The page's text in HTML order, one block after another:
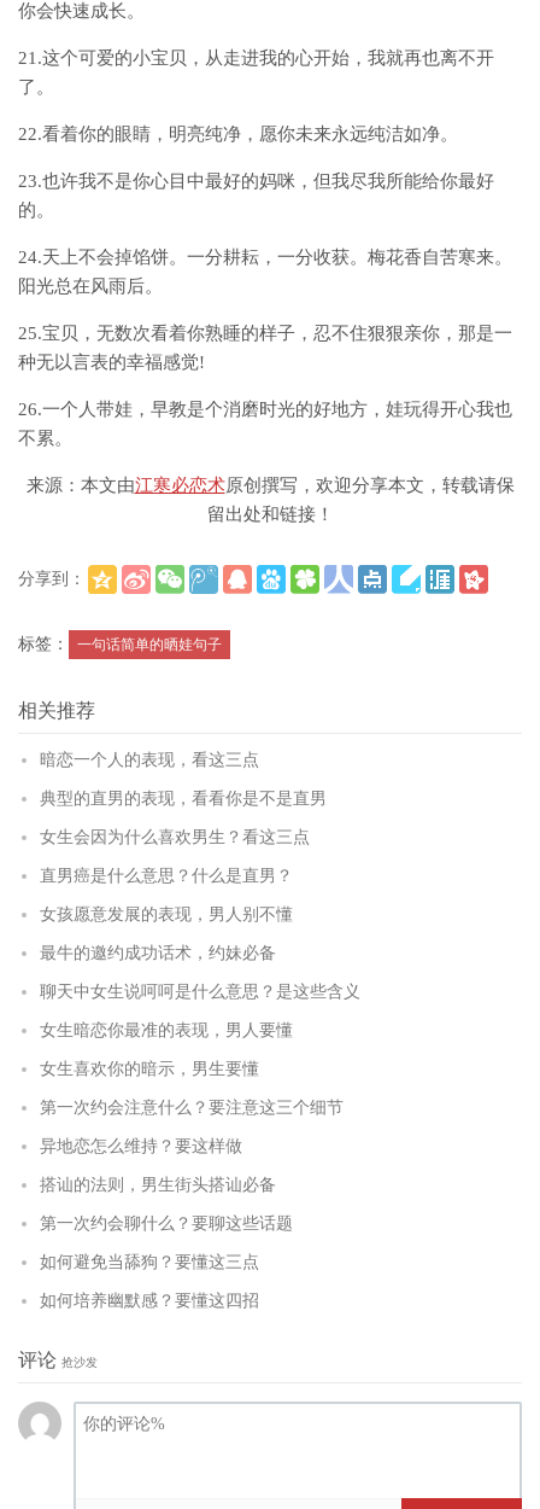
你会快速成长。
21.这个可爱的小宝贝，从走进我的心开始，我就再也离不开
了。
22.看着你的眼睛，明亮纯净，愿你未来永远纯洁如净。
23.也许我不是你心目中最好的妈咪，但我尽我所能给你最好
的。
24.天上不会掉馅饼。一分耕耘，一分收获。梅花香自苦寒来。
阳光总在风雨后。
25.宝贝，无数次看着你熟睡的样子，忍不住狠狠亲你，那是一
种无以言表的幸福感觉!
26.一个人带娃，早教是个消磨时光的好地方，娃玩得开心我也
不累。
来源：本文由江寒必恋术原创撰写，欢迎分享本文，转载请保
留出处和链接！
分享到：
标签：
一句话简单的晒娃句子
相关推荐
暗恋一个人的表现，看这三点
典型的直男的表现，看看你是不是直男
女生会因为什么喜欢男生？看这三点
直男癌是什么意思？什么是直男？
女孩愿意发展的表现，男人别不懂
最牛的邀约成功话术，约妹必备
聊天中女生说呵呵是什么意思？是这些含义
女生暗恋你最准的表现，男人要懂
女生喜欢你的暗示，男生要懂
第一次约会注意什么？要注意这三个细节
异地恋怎么维持？要这样做
搭讪的法则，男生街头搭讪必备
第一次约会聊什么？要聊这些话题
如何避免当舔狗？要懂这三点
如何培养幽默感？要懂这四招
评论 抢沙发